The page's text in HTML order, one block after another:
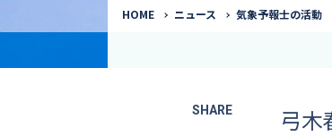
HOME ニュース 気象予報士の活動
SHARE 弓木